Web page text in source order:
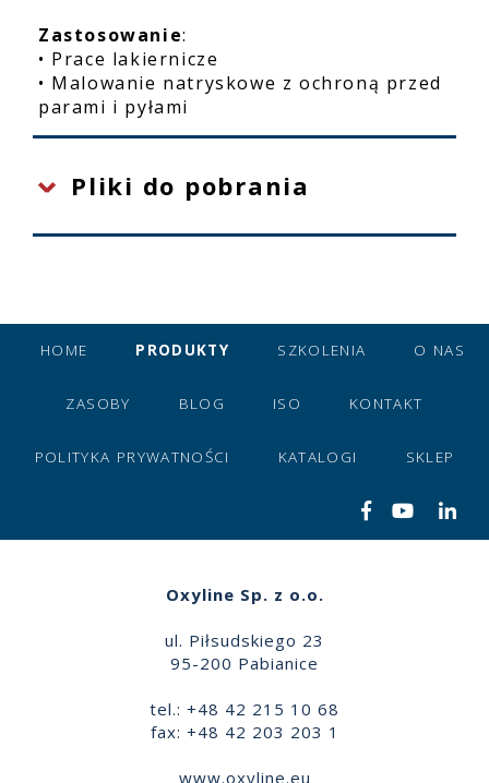
Zastosowanie:
• Prace lakiernicze
• Malowanie natryskowe z ochroną przed
parami i pyłami
Pliki do pobrania
HOME PRODUKTY SZKOLENIA O NAS
ZASOBY BLOG ISO KONTAKT
POLITYKA PRYWATNOŚCI KATALOGI SKLEP
Oxyline Sp. z o.o.
ul. Piłsudskiego 23
95-200 Pabianice
tel.: +48 42 215 10 68
fax: +48 42 203 203 1
www.oxyline.eu